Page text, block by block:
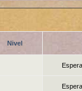
Nivel